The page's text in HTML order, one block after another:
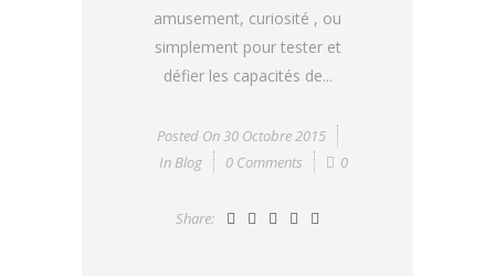
amusement, curiosité , ou
simplement pour tester et
défier les capacités de...
Posted On30 Octobre 2015
InBlog 0 Comments 0
Share: